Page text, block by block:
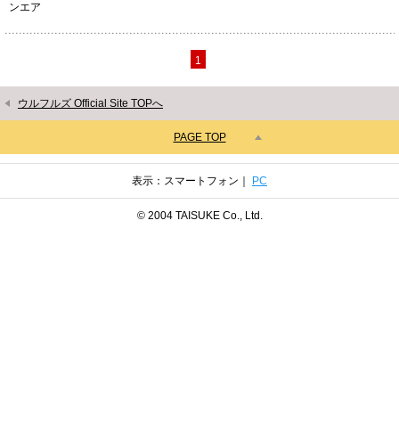
ンエア
1
ウルフルズ Official Site TOPへ
PAGE TOP
表示：スマートフォン｜ PC
© 2004 TAISUKE Co., Ltd.